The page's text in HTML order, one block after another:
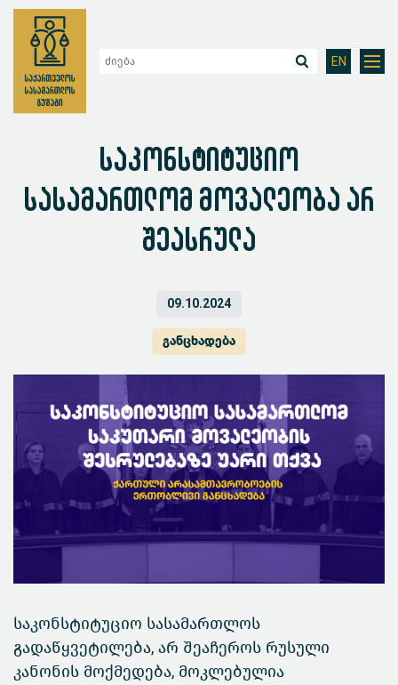
EN
საკონსტიტუციო
სასამართლომ მოვალეობა არ
შეასრულა
09.10.2024
განცხადება
საკონსტიტუციო სასამართლოს
გადაწყვეტილება, არ შეაჩეროს რუსული
კანონის მოქმედება, მოკლებულია